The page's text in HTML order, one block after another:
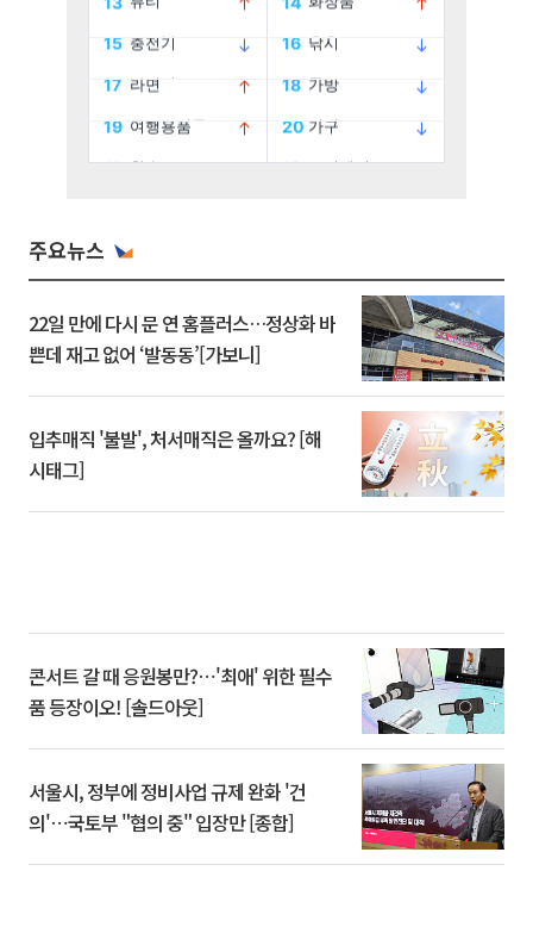
주요뉴스
22일 만에 다시 문 연 홈플러스…정상화 바
쁜데 재고 없어 ‘발동동’[가보니]
입추매직 '불발', 처서매직은 올까요? [해
시태그]
콘서트 갈 때 응원봉만?⋯'최애' 위한 필수
품 등장이오! [솔드아웃]
서울시, 정부에 정비사업 규제 완화 '건
의'⋯국토부 "협의 중" 입장만 [종합]